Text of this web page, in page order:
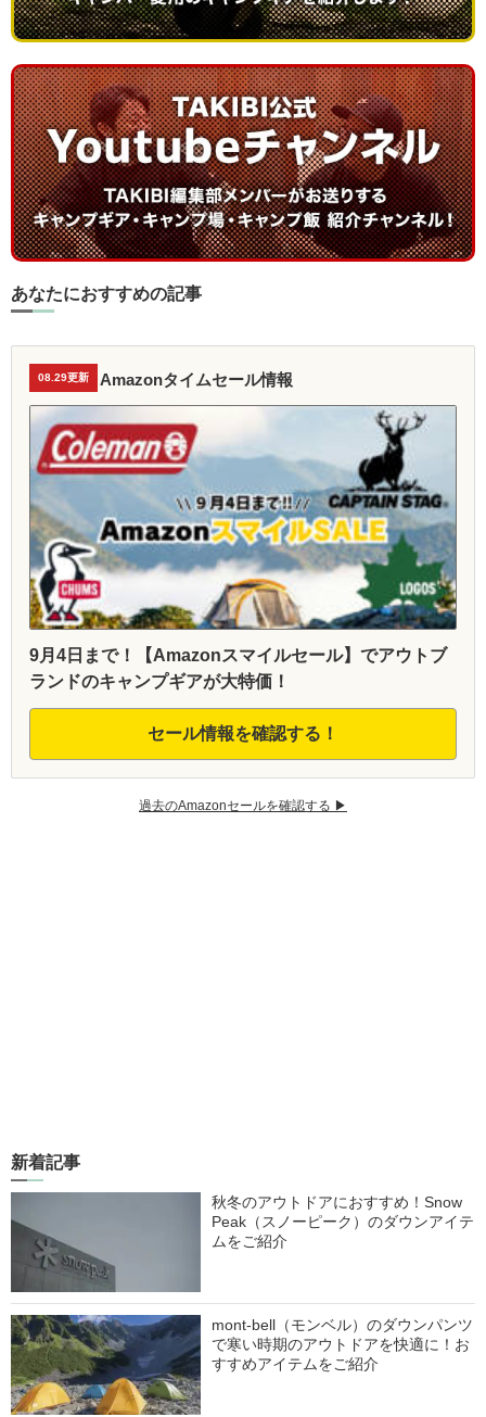
あなたにおすすめの記事
08.29更新 Amazonタイムセール情報
9月4日まで！【Amazonスマイルセール】でアウトブ
ランドのキャンプギアが大特価！
セール情報を確認する！
過去のAmazonセールを確認する ▶︎
新着記事
秋冬のアウトドアにおすすめ！Snow
Peak（スノーピーク）のダウンアイテ
ムをご紹介
mont-bell（モンベル）のダウンパンツ
で寒い時期のアウトドアを快適に！お
すすめアイテムをご紹介